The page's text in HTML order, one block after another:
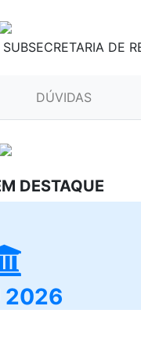
DE
DÚVIDAS
DESTAQUE
2026